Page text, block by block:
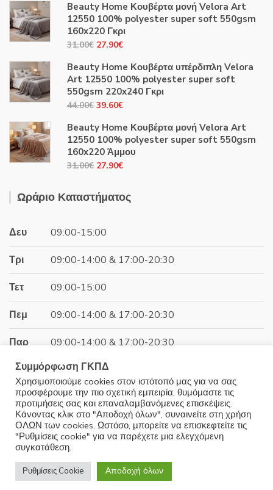
Beauty Home Κουβέρτα μονή Velora Art
12550 100% polyester super soft 550gsm
160x220 Γκρι
31.00€ Original
was:
31.00€.
27.90€Η
τιμή
είναι:
27.90€.
Beauty Home Κουβέρτα υπέρδιπλη Velora
Art 12550 100% polyester super soft
550gsm 220x240 Γκρι
44.00€ Original
was:
44.00€.
39.60€Η
τιμή
είναι:
39.60€.
Beauty Home Κουβέρτα μονή Velora Art
12550 100% polyester super soft 550gsm
160x220 Άμμου
31.00€ Original
was:
27.90€Η
τιμή
Ωράριο Καταστήματος
Δευ 09:00-15:00
Τρι 09:00-14:00 & 17:00-20:30
Τετ 09:00-15:00
Πεμ 09:00-14:00 & 17:00-20:30
Παρ 09:00-14:00 & 17:00-20:30
Σαβ 09:00-15:00
Κυρ Κλειστά
© 2025 Minoudis Home. All Rights Reserved
Development byWrk.gr
Συμμόρφωση ΓΚΠΔ
Χρησιμοποιούμε cookies στον ιστότοπό μας για να σας
προσφέρουμε την πιο σχετική εμπειρία, θυμόμαστε τις
προτιμήσεις σας και επαναλαμβανόμενες επισκέψεις.
Κάνοντας κλικ στο "Αποδοχή όλων", συναινείτε στη χρήση
ΟΛΩΝ των cookies. Ωστόσο, μπορείτε να επισκεφτείτε τις
"Ρυθμίσεις cookie" για να παρέχετε μια ελεγχόμενη
συγκατάθεση.
Ρυθμίσεις Cookie Αποδοχή όλων